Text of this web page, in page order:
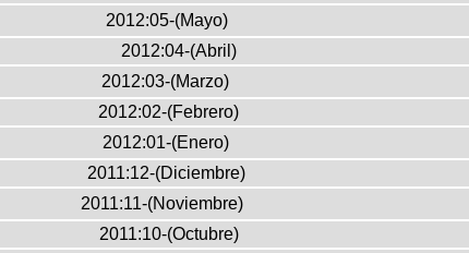
2012:05-(Mayo)
2012:04-(Abril)
2012:03-(Marzo)
2012:02-(Febrero)
2012:01-(Enero)
2011:12-(Diciembre)
2011:11-(Noviembre)
2011:10-(Octubre)